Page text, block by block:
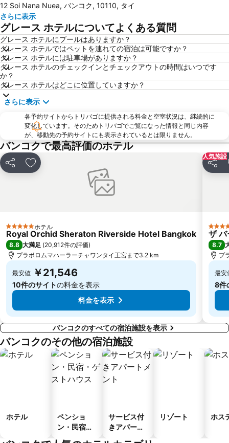
BTS Ekkamai
MRT Si Lom
BTS On Nut
BTS Phaya Thai
BTS Saphan Taksin
Emporium
Siam Paragon
チャトゥチャック ウィーケンド マーケット
Bangkok Hua Lamphong Main Station
The Platinum Fashion
セントラル ワールド プラザ
Lumphini-Park
Chao Phraya River and Bangkok Waterways Cruise including Wat Arun
BTS Mo Chit
Thailand Cultural Centre
ワット・アルン(暁の寺)
Rajamangala National Stadium
BTS Bang Na
Baiyoke Tower II
BTS National Stadium - W1
プラボロムマハーラーチャワンタイ王宮
MRT Chatuchak Park
MRT Queen Sirikit National Convention Centre
Bangkok Port
BTS Punnawithi
MRT Huai Khwang
12 Soi Nana Nuea, バンコク, 10110, タイ
さらに表示
グレース ホテルについてよくある質問
グレース ホテルにプールはありますか？
グレース ホテルではペットを連れての宿泊は可能ですか？
グレース ホテルには駐車場がありますか？
グレース ホテルのチェックインとチェックアウトの時間はいつです
か？
グレース ホテルはどこに位置していますか？
さらに表示
各予約サイトからトリバゴに提供される料金と空室状況は、継続的に
変化しています。そのためトリバゴでご覧になった情報と同じ内容
が、移動先の予約サイトにも表示されているとは限りません。
バンコクで最高評価のホテル
シェア お気に入りに追加
5 ホテルのランク
ホテル
Royal Orchid Sheraton Riverside Hotel Bangkok
8.8 大満足 (20,912件の評価)
プラボロムマハーラーチャワンタイ王宮まで3.2 km
最安値 ￥21,546
10件のサイトの料金を表示
料金を表示
人気施設
シェア
5 ホ
ザ
8.7
プ
最安
8件
バンコクのすべての宿泊施設を表示
バンコクのその他の宿泊施設
ホテル
ペンショ
ン・民宿・
サービス付
きアパート
リゾート ホス